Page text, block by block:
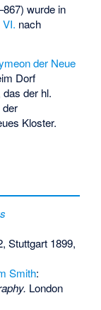
wurde in
VI. nach
der Neue
Dorf
der hl.
der
Kloster.
Stuttgart 1899,
Smith:
London